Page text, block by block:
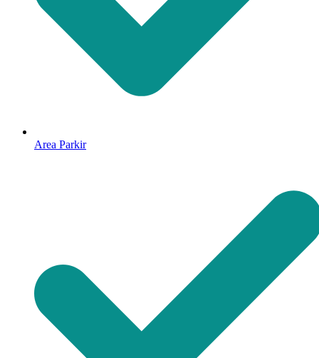
Area Parkir